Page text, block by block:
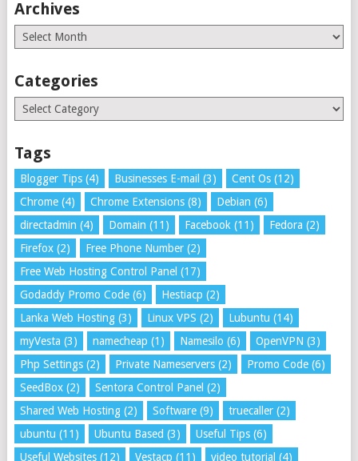
Archives
Archives
Categories
Categories
Tags
Blogger Tips(4) Businesses E-mail (3) Cent Os(12)
Chrome(4) Chrome Extensions(8) Debian (6)
directadmin (4) Domain (11) Facebook (11) Fedora (2)
Firefox(2) Free Phone Number(2)
Free Web Hosting Control Panel (17)
Godaddy Promo Code(6) Hestiacp (2)
Lanka Web Hosting(3) Linux VPS (2) Lubuntu (14)
myVesta (3) namecheap (1) Namesilo (6) OpenVPN (3)
Php Settings(2) Private Nameservers(2) Promo Code(6)
SeedBox(2) Sentora Control Panel (2)
Shared Web Hosting(2) Software(9) truecaller(2)
ubuntu (11) Ubuntu Based (3) Useful Tips(6)
Useful Websites(12) Vestacp (11) video tutorial (4)